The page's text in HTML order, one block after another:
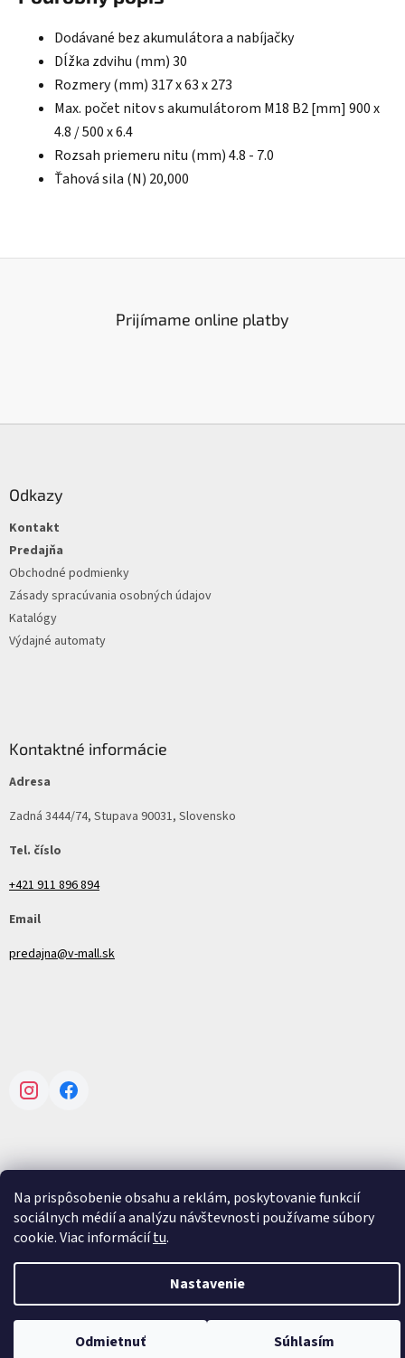
Na prispôsobenie obsahu a reklám, poskytovanie funkcií
sociálnych médií a analýzu návštevnosti používame súbory
cookie. Viac informáciítu.
Nastavenie
Odmietnuť Súhlasím
Dodávané bez akumulátora a nabíjačky
Dĺžka zdvihu (mm) 30
Rozmery (mm) 317 x 63 x 273
Max. počet nitov s akumulátorom M18 B2 [mm] 900 x
4.8 / 500 x 6.4
Rozsah priemeru nitu (mm) 4.8 - 7.0
Ťahová sila (N) 20,000
Prijímame online platby
Odkazy
Kontakt
Predajňa
Obchodné podmienky
Zásady spracúvania osobných údajov
Katalógy
Výdajné automaty
Kontaktné informácie
Adresa
Zadná 3444/74, Stupava 90031, Slovensko
Tel. číslo
+421 911 896 894
Email
predajna@v-mall.sk
InstagramFacebook
Vytvoril Shoptet